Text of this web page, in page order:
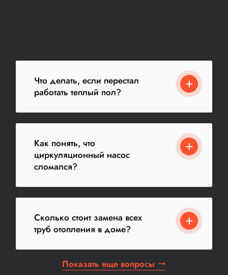
Что делать, если перестал
работать теплый пол?
Как понять, что
циркуляционный насос
сломался?
Сколько стоит замена всех
труб отопления в доме?
Показать еще вопросы